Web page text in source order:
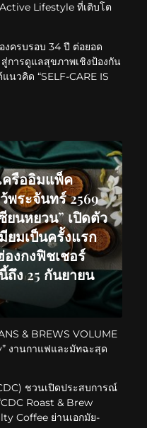
Lifestyle ที่เติบโต
งครบรอบ 34 ปี ต่อยอด
การดูแลสุขภาพเชิงป้องกัน
นวคิด “SELF-CARE IS
ครืออิมแพ็ค
พระจันทร์ 2569
ยนหยวน” เปิดตัว
ยมเป็นครั้งแรก
องกงฟิชเชอร์
ถึง 25 กันยายน
& BREWS VOLUME
งานกาแฟและมัทฉะสุด
ชวนเปิดประสบการณ์
Roast & Brew
Coffee ย่านเอกมัย-